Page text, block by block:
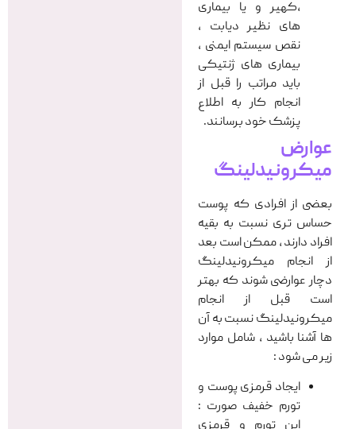
،کهیر و یا بیماری
های نظیر دیابت ،
نقص سیستم ایمنی ،
بیماری های ژنتیکی
باید مراتب را قبل از
انجام کار به اطلاع
پزشک خود برسانند.
عوارض
میکرونیدلینگ
بعضی از افرادی که پوست
حساس تری نسبت به بقیه
افراد دارند ، ممکن است بعد
از انجام میکرونیدلینگ
دچار عوارضی شوند که بهتر
است قبل از انجام
میکرونیدلینگ نسبت به آن
ها آشنا باشید ، شامل موارد
زیر می شود :
ایجاد قرمزی پوست و
تورم خفیف صورت :